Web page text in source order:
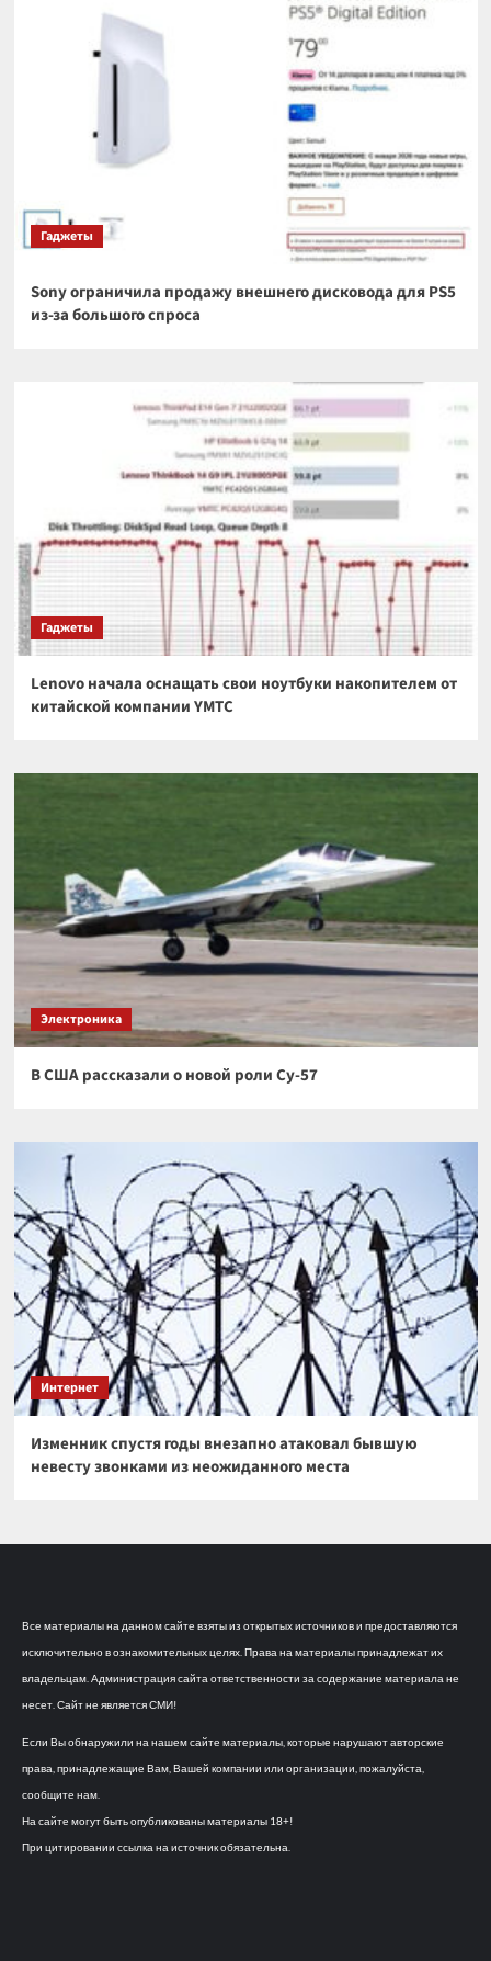
Гаджеты
Sony ограничила продажу внешнего дисковода для PS5
из-за большого спроса
Гаджеты
Lenovo начала оснащать свои ноутбуки накопителем от
китайской компании YMTC
Электроника
В США рассказали о новой роли Су-57
Интернет
Изменник спустя годы внезапно атаковал бывшую
невесту звонками из неожиданного места
Все материалы на данном сайте взяты из открытых источников и предоставляются
исключительно в ознакомительных целях. Права на материалы принадлежат их
владельцам. Администрация сайта ответственности за содержание материала не
несет. Сайт не является СМИ!
Если Вы обнаружили на нашем сайте материалы, которые нарушают авторские
права, принадлежащие Вам, Вашей компании или организации, пожалуйста,
сообщите нам.
На сайте могут быть опубликованы материалы 18+!
При цитировании ссылка на источник обязательна.